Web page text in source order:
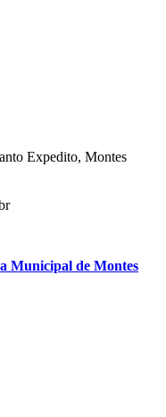
Expedito, Montes
Municipal de Montes